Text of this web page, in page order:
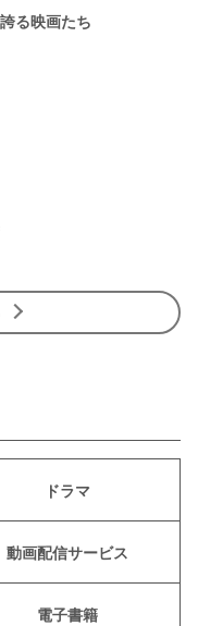
る映画たち
ドラマ
動画配信サービス
電子書籍